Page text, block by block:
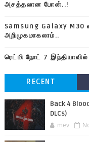
அசத்தலான போன்..!
Samsung Galaxy M30
அறிமுகமாகலாம்..
ரெட்மி நோட் 7 இந்தியாவில்
RECENT
Back 4
DLCs)
mev